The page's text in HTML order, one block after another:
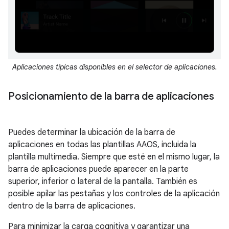
Aplicaciones típicas disponibles en el selector de aplicaciones.
Posicionamiento de la barra de aplicaciones
Puedes determinar la ubicación de la barra de
aplicaciones en todas las plantillas AAOS, incluida la
plantilla multimedia. Siempre que esté en el mismo lugar, la
barra de aplicaciones puede aparecer en la parte
superior, inferior o lateral de la pantalla. También es
posible apilar las pestañas y los controles de la aplicación
dentro de la barra de aplicaciones.
Para minimizar la carga cognitiva y garantizar una